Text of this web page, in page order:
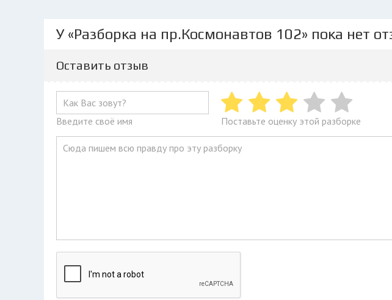
У «Разборка на пр.Космонавтов 102» пока нет
Оставить отзыв
Введите своё имя Поставьте оценку этой разборке